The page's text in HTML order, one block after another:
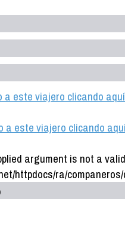
a este viajero clicando aquí
a este viajero clicando
argument is not a
httpdocs/ra/